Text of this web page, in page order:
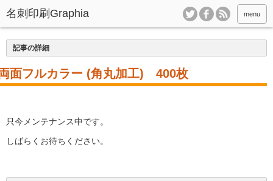
menu
記事の詳細
面フルカラー (角丸加工) 400枚
只今メンテナンス中です。
しばらくお待ちください。